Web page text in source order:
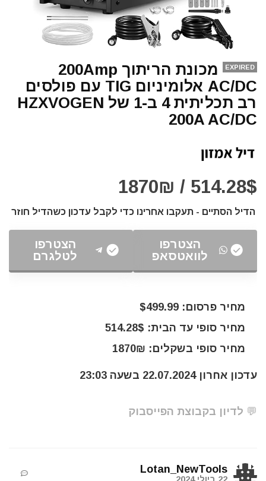
EXPIRED
מכונת הריתוך 200Amp
AC/DC אלומיניום TIG עם פולסים
רב תכליתית 4 ב-1 של HZXVOGEN
200A AC/DC
514.28$ / 1870₪
הדיל הסתיים - תעקבו אחרינו כדי לקבל עדכון כשהדיל חוזר
הצטרפו
לוואטסאפ
הצטרפו
לטלגרם
מחיר פרסום: $499.99
מחיר סופי עד הבית: 514.28$
מחיר סופי בשקלים: 1870₪
עדכון אחרון 22.07.2024 בשעה 23:03
💬 לדיון בקבוצת הפייסבוק
Lotan_NewTools